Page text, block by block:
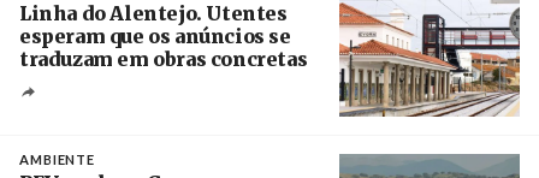
Linha do Alentejo. Utentes
esperam que os anúncios se
traduzam em obras concretas
AMBIENTE